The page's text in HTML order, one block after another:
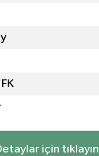
için tıklayın